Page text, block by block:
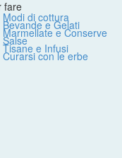
fare
Modi di cottura
Bevande e Gelati
Marmellate e Conserve
Salse
Tisane e Infusi
Curarsi con le erbe